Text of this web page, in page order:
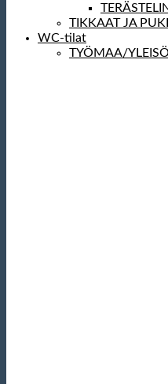
TIKKAAT JA
WC-tilat
TYÖMAA/